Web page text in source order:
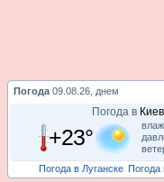
Погода 09.08.26, днем
Погода в
+23°
Погода в Луганске Погода